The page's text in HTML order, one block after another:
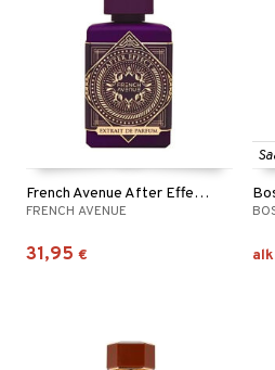
French Avenue After Effect - Extrait de parfum
FRENCH AVENUE
31,95 €